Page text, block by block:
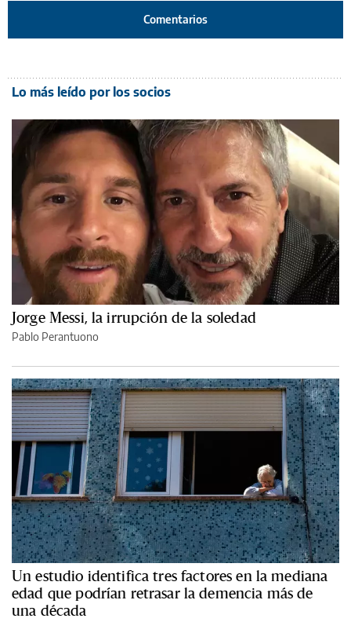
Comentarios
Lo más leído por los socios
Jorge Messi, la irrupción de la soledad
Pablo Perantuono
Un estudio identifica tres factores en la mediana
edad que podrían retrasar la demencia más de
una década